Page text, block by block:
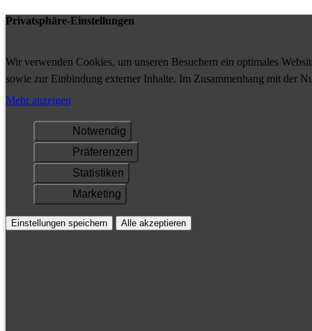
Privatsphäre-Einstellungen
Wir verwenden Cookies, um unseren Besuchern ein optimales
sowie zur Einbindung externer Inhalte. Im Zusammenhang mit der
Ihrem Gerät gespeichert und/oder abgerufen.
Mehr anzeigen
Notwendig
Präferenzen
Statistiken
Marketing
Einstellungen speichern Alle akzeptieren